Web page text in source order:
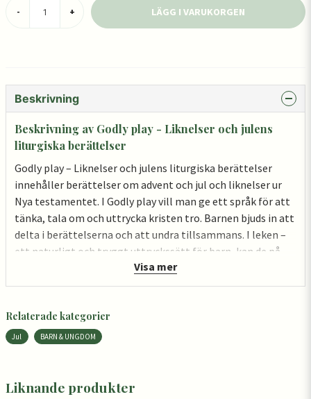
- + LÄGG I VARUKORGEN
Liknande produkter
Beskrivning
Beskrivning av Godly play - Liknelser och julens
liturgiska berättelser
Godly play – Liknelser och julens liturgiska berättelser
innehåller berättelser om advent och jul och liknelser ur
Nya testamentet. I Godly play vill man ge ett språk för att
tänka, tala om och uttrycka kristen tro. Barnen bjuds in att
delta i berättelserna och att undra tillsammans. I leken –
ett naturligt och tryggt uttryckssätt för barn, kan de på
egen hand arbeta vidare med sina funderingar. För barn i
åldrarna 2-8 år.
Visa mer
Relaterade kategorier
Jul BARN & UNGDOM